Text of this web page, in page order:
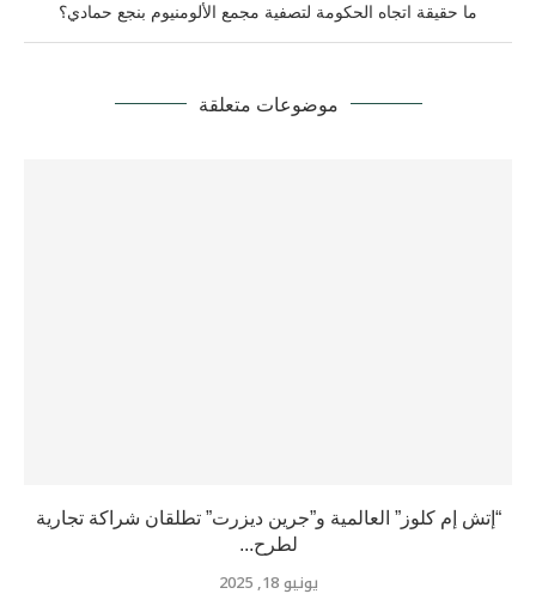
ما حقيقة اتجاه الحكومة لتصفية مجمع الألومنيوم بنجع حمادي؟
موضوعات متعلقة
“إتش إم كلوز” العالمية و”جرين ديزرت” تطلقان شراكة تجارية
لطرح...
يونيو 18, 2025